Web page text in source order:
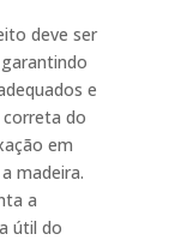
deve ser
e
correta do
em
madeira.
a
útil do